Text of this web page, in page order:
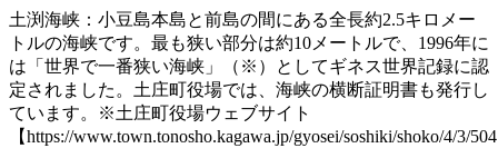
土渕海峡：小豆島本島と前島の間にある全長約2.5キロメー
トルの海峡です。最も狭い部分は約10メートルで、1996年に
は「世界で一番狭い海峡」（※）としてギネス世界記録に認
定されました。土庄町役場では、海峡の横断証明書も発行し
ています。※土庄町役場ウェブサイト
【https://www.town.tonosho.kagawa.jp/gyosei/soshiki/shoko/4/3/